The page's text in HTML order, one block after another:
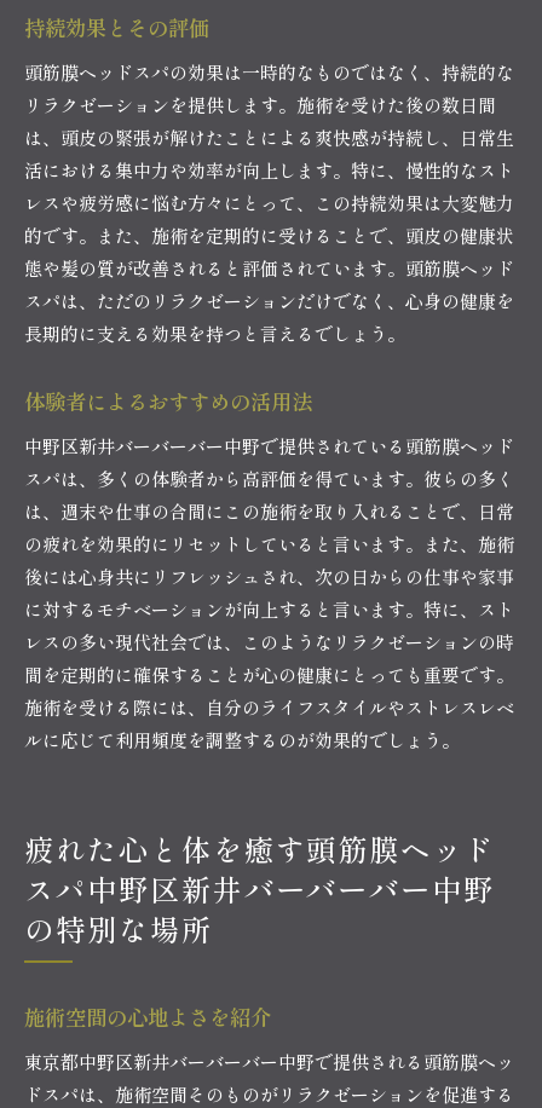
持続効果とその評価
頭筋膜ヘッドスパの効果は一時的なものではなく、持続的な
リラクゼーションを提供します。施術を受けた後の数日間
は、頭皮の緊張が解けたことによる爽快感が持続し、日常生
活における集中力や効率が向上します。特に、慢性的なスト
レスや疲労感に悩む方々にとって、この持続効果は大変魅力
的です。また、施術を定期的に受けることで、頭皮の健康状
態や髪の質が改善されると評価されています。頭筋膜ヘッド
スパは、ただのリラクゼーションだけでなく、心身の健康を
長期的に支える効果を持つと言えるでしょう。
体験者によるおすすめの活用法
中野区新井バーバーバー中野で提供されている頭筋膜ヘッド
スパは、多くの体験者から高評価を得ています。彼らの多く
は、週末や仕事の合間にこの施術を取り入れることで、日常
の疲れを効果的にリセットしていると言います。また、施術
後には心身共にリフレッシュされ、次の日からの仕事や家事
に対するモチベーションが向上すると言います。特に、スト
レスの多い現代社会では、このようなリラクゼーションの時
間を定期的に確保することが心の健康にとっても重要です。
施術を受ける際には、自分のライフスタイルやストレスレベ
ルに応じて利用頻度を調整するのが効果的でしょう。
疲れた心と体を癒す頭筋膜ヘッド
スパ中野区新井バーバーバー中野
の特別な場所
施術空間の心地よさを紹介
東京都中野区新井バーバーバー中野で提供される頭筋膜ヘッ
ドスパは、施術空間そのものがリラクゼーションを促進する